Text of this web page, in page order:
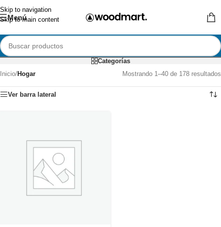
Skip to navigation
Skip to main content
Menú
Categorías
Inicio/Hogar Mostrando 1–40 de 178 resultados
Ver barra lateral